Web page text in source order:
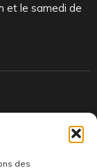
des
et le samedi de
rares et exclusifs.